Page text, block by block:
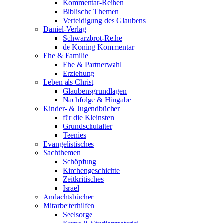
Kommentar-Reihen
Biblische Themen
Verteidigung des Glaubens
Daniel-Verlag
Schwarzbrot-Reihe
de Koning Kommentar
Ehe & Familie
Ehe & Partnerwahl
Erziehung
Leben als Christ
Glaubensgrundlagen
Nachfolge & Hingabe
Kinder- & Jugendbücher
für die Kleinsten
Grundschulalter
Teenies
Evangelistisches
Sachthemen
Schöpfung
Kirchengeschichte
Zeitkritisches
Israel
Andachtsbücher
Mitarbeiterhilfen
Seelsorge